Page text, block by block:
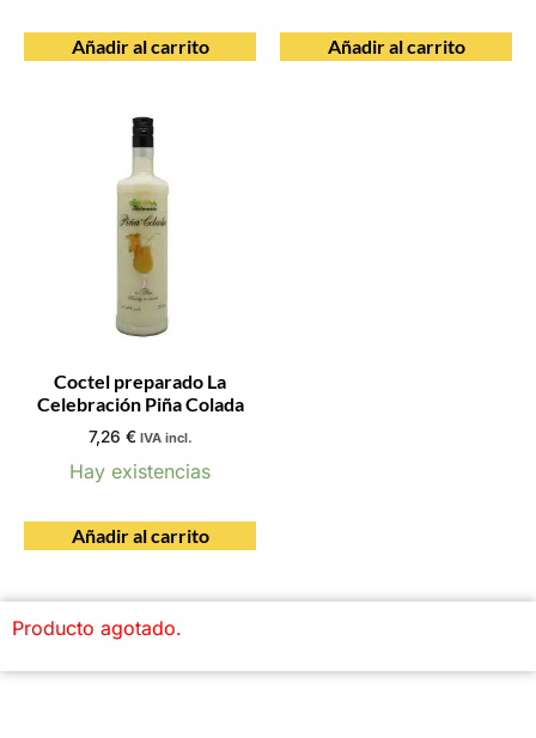
Añadir al carrito Añadir al carrito
Coctel preparado La
Celebración Piña Colada
7,26 € IVA incl.
Hay existencias
Añadir al carrito
Producto agotado.